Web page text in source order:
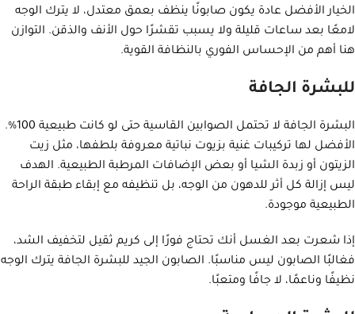
الخيار الأفضل عادة يكون صابونًا ينظف بعمق معتدل، لا يترك الوجه
لامعًا بعد ساعات قليلة ولا يسبب تقشرًا حول الأنف والذقن. التوازن
هنا أهم من الإحساس الفوري بالنظافة القوية.
للبشرة الجافة
البشرة الجافة لا تحتمل الصوابين القاسية حتى لو كانت طبيعية 100%.
الأفضل لها تركيبات غنية بزيوت نباتية معروفة بلطفها، مثل زيت
الزيتون أو زبدة الشيا أو بعض الإضافات المرطبة الطبيعية. الهدف
ليس إزالة كل أثر للدهون من الوجه، بل تنظيفه مع إبقاء طبقة الراحة
الطبيعية موجودة.
إذا شعرت بعد الغسل أنك تحتاج فورًا إلى كريم ثقيل لتخفيف الشد،
فغالبًا الصابون ليس مناسبًا. الصابون الجيد للبشرة الجافة يترك الوجه
نظيفًا وناعمًا، لا جافًا ومتعبًا.